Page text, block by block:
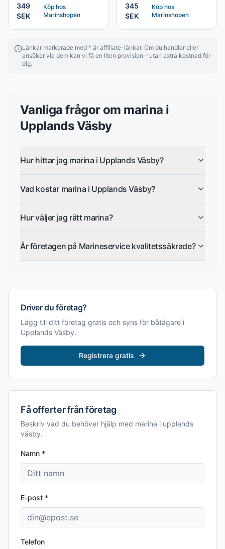
349
SEK
Köp hos
Marinshopen
345
SEK
Köp hos
Marinshopen
Länkar markerade med * är affiliate-länkar. Om du handlar eller
ansöker via dem kan vi få en liten provision – utan extra kostnad för
dig.
Vanliga frågor om marina i
Upplands Väsby
Hur hittar jag marina i Upplands Väsby?
Vad kostar marina i Upplands Väsby?
Hur väljer jag rätt marina?
Är företagen på Marineservice kvalitetssäkrade?
Driver du företag?
Lägg till ditt företag gratis och syns för båtägare i
Upplands Väsby.
Registrera gratis
Få offerter från företag
Beskriv vad du behöver hjälp med marina i upplands
väsby.
Namn *
E-post *
Telefon